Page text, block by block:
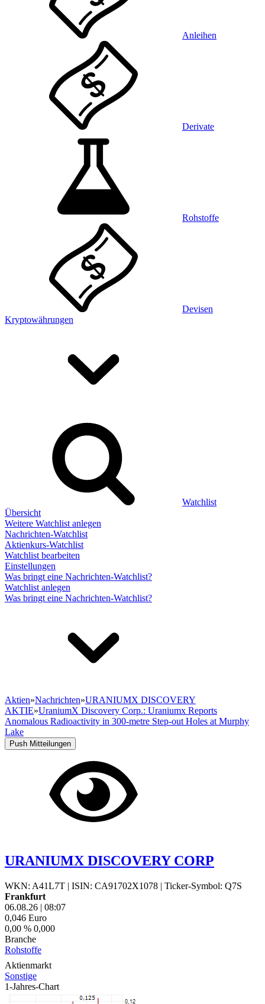
Anleihen
Derivate
Rohstoffe
Devisen
Kryptowährungen
Watchlist
Übersicht
Weitere Watchlist anlegen
Nachrichten-Watchlist
Aktienkurs-Watchlist
Watchlist bearbeiten
Einstellungen
Was bringt eine Nachrichten-Watchlist?
Watchlist anlegen
Was bringt eine Nachrichten-Watchlist?
Aktien»Nachrichten»URANIUMX DISCOVERY
AKTIE»UraniumX Discovery Corp.: Uraniumx Reports
Anomalous Radioactivity in 300-metre Step-out Holes at Murphy
Lake
Push Mitteilungen
URANIUMX DISCOVERY CORP
WKN: A41L7T | ISIN: CA91702X1078 | Ticker-Symbol: Q7S
Frankfurt
06.08.26 | 08:07
0,046 Euro
0,00 % 0,000
Branche
Rohstoffe
Aktienmarkt
Sonstige
1-Jahres-Chart